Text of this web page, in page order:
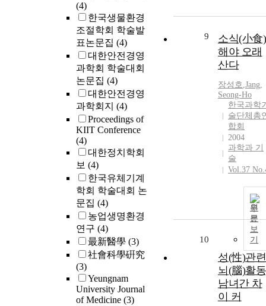
(4)
한국생물환경
조절학회 학술발
표논문집 (4)
대한안전경영
과학회 학술대회
논문집 (4)
대한안전경영
과학회지 (4)
Proceedings of
KIIT Conference
(4)
대한정치학회
보 (4)
한국유체기계
학회 학술대회 논
문집 (4)
농업생명환경
연구 (4)
最新醫學 (3)
社會科學硏究
(3)
Yeungnam
University Journal
of Medicine (3)
9
소식(小食)
해야 오래
산다
장성호,Jang,
Seong-Ho
한국과학
술단체총
합회
2004
과학과 기
술
Vol.37
원
문
보
기
10
성(性)관련
뇌(腦)활
남녀간 차
이 커